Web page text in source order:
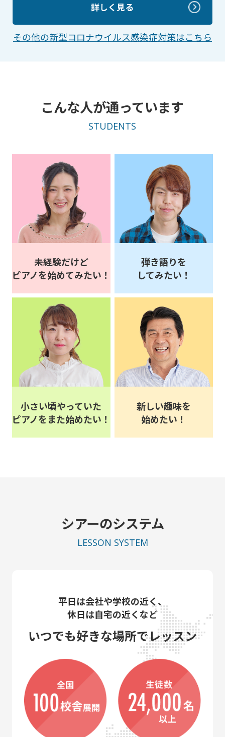
詳しく見る
その他の新型コロナウイルス感染症対策はこちら
こんな人が通っています
STUDENTS
未経験だけど
ピアノを始めてみたい！
弾き語りを
してみたい！
小さい頃やっていた
ピアノをまた始めたい！
新しい趣味を
始めたい！
シアーのシステム
LESSON SYSTEM
平日は会社や学校の近く、
休日は自宅の近くなど
いつでも好きな場所でレッスン